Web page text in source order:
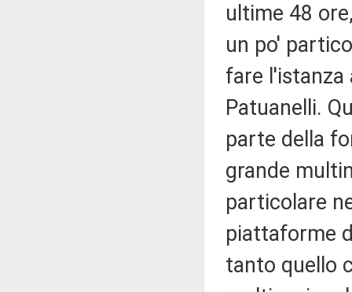
ultime 48
un po'
fare l'istanza
Patuanelli.
parte della
grande
particolare
piattaforme
tanto quello